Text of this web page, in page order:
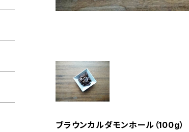
ブラウンカルダモンホール（100g）